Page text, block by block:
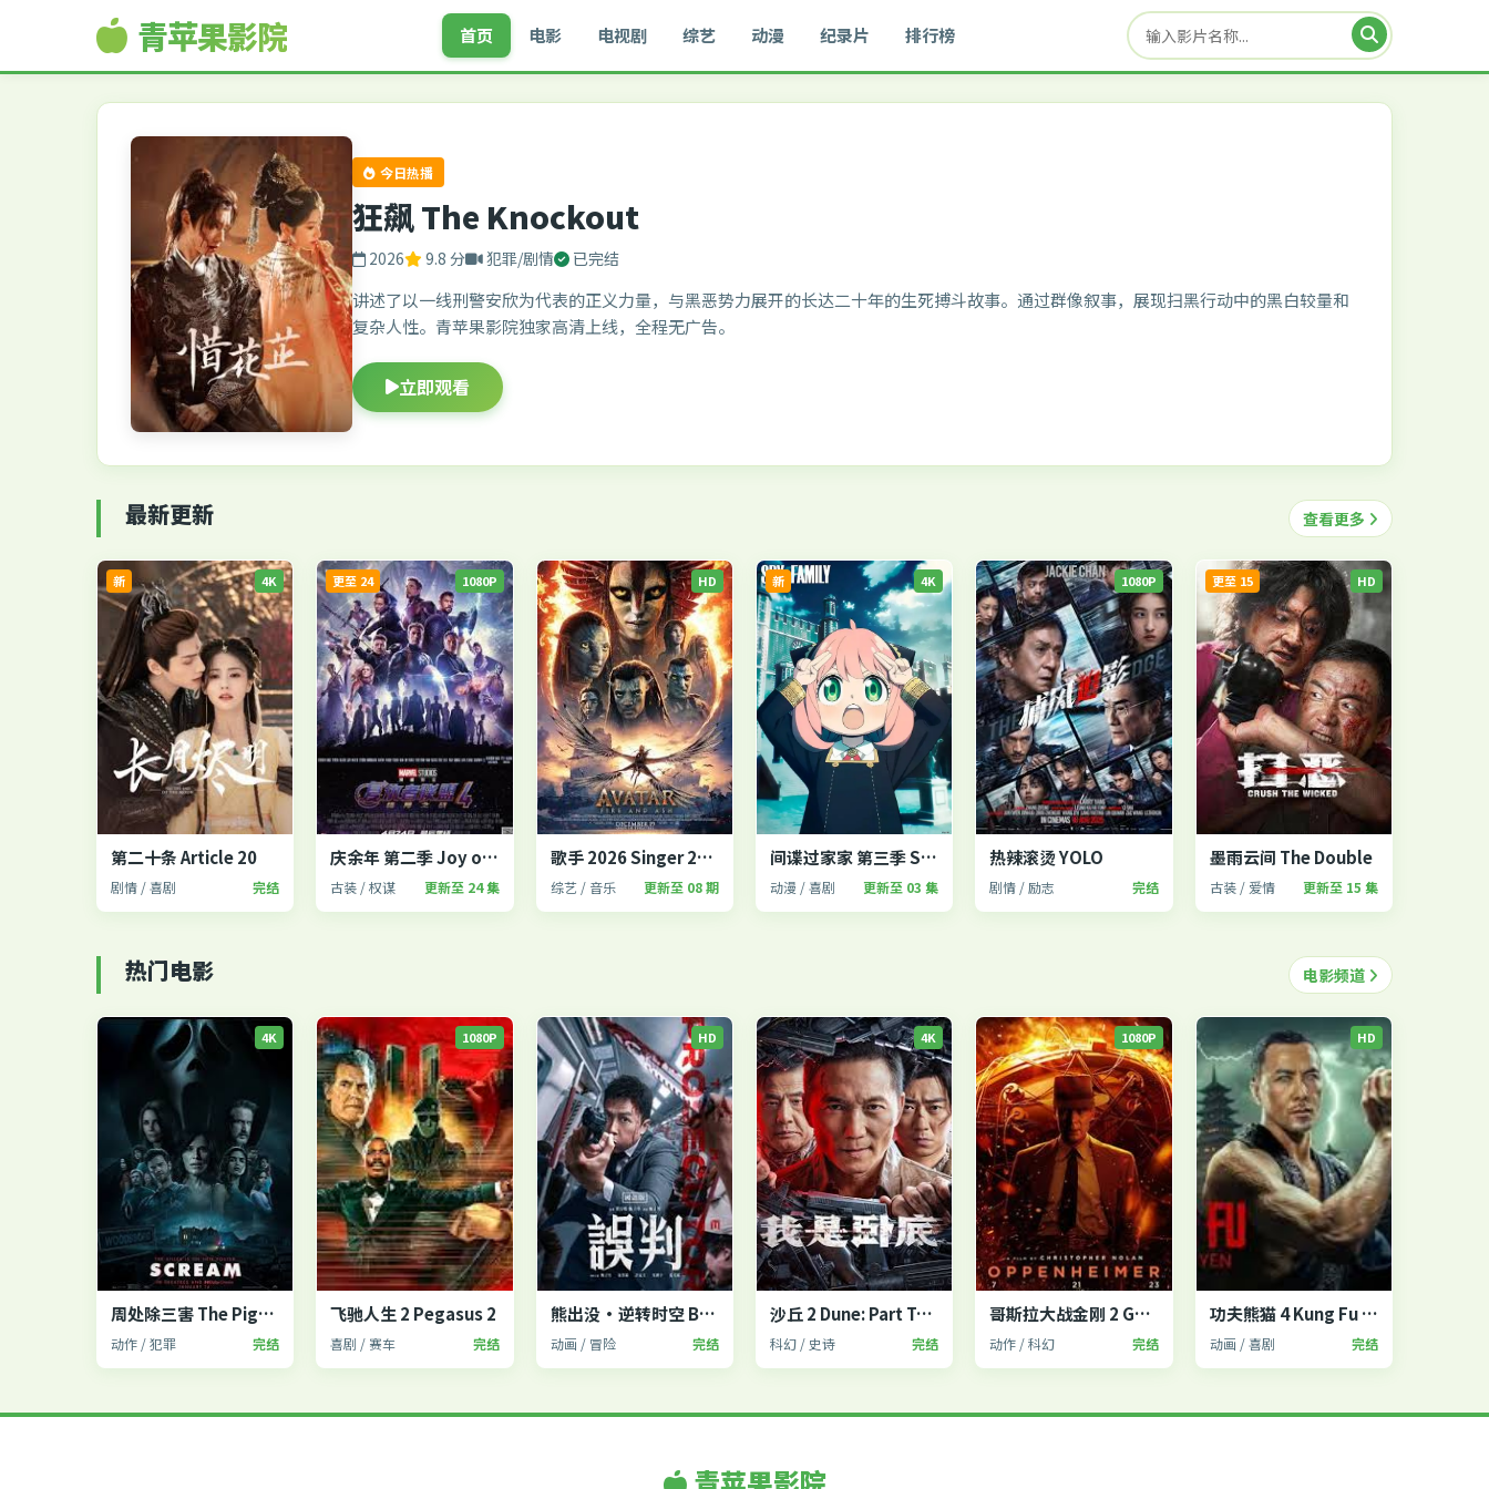
青苹果影院 首页 电影 电视剧 综艺 动漫 纪录片 排行榜
今日热播
狂飙 The Knockout
2026 9.8 分 犯罪/剧情 已完结
讲述了以一线刑警安欣为代表的正义力量，与黑恶势力展开的长达二十年的生死搏斗故事。通过群像叙事，展现扫黑行动中的黑白较量和
复杂人性。青苹果影院独家高清上线，全程无广告。
立即观看
最新更新 查看更多
4K
新
第二十条 Article 20
剧情 / 喜剧 完结
1080P
更至 24
庆余年 第二季 Joy of Life 2
古装 / 权谋 更新至 24 集
HD
歌手 2026 Singer 2026
综艺 / 音乐 更新至 08 期
4K
新
间谍过家家 第三季 SPY×FAMILY
动漫 / 喜剧 更新至 03 集
1080P
热辣滚烫 YOLO
剧情 / 励志 完结
HD
更至 15
墨雨云间 The Double
古装 / 爱情 更新至 15 集
热门电影 电影频道
4K
周处除三害 The Pig, the Snake and the Pigeon
动作 / 犯罪 完结
1080P
飞驰人生 2 Pegasus 2
喜剧 / 赛车 完结
HD
熊出没·逆转时空 Boonie Bears
动画 / 冒险 完结
4K
沙丘 2 Dune: Part Two
科幻 / 史诗 完结
1080P
哥斯拉大战金刚 2 Godzilla x Kong
动作 / 科幻 完结
HD
功夫熊猫 4 Kung Fu Panda 4
动画 / 喜剧 完结